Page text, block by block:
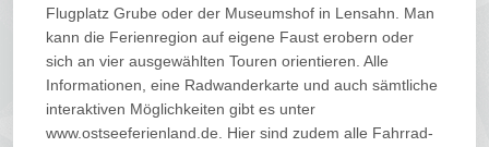
Flugplatz Grube oder der Museumshof in Lensahn. Man
kann die Ferienregion auf eigene Faust erobern oder
sich an vier ausgewählten Touren orientieren. Alle
Informationen, eine Radwanderkarte und auch sämtliche
interaktiven Möglichkeiten gibt es unter
www.ostseeferienland.de. Hier sind zudem alle Fahrrad-